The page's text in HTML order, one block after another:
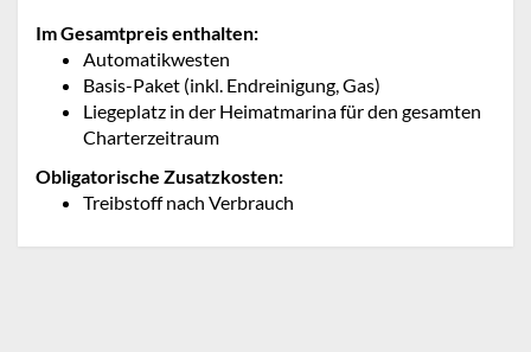
Im Gesamtpreis enthalten:
Automatikwesten
Basis-Paket (inkl. Endreinigung, Gas)
Liegeplatz in der Heimatmarina für den gesamten
Charterzeitraum
Obligatorische Zusatzkosten:
Treibstoff nach Verbrauch